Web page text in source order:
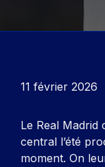
11 février 2026
Le Real
central l’été
moment. On